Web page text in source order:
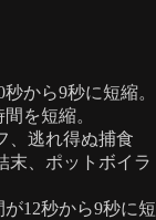
から9秒に短縮。
を短縮。
、逃れ得ぬ捕食
末、ポットボイラ
12秒から9秒に短